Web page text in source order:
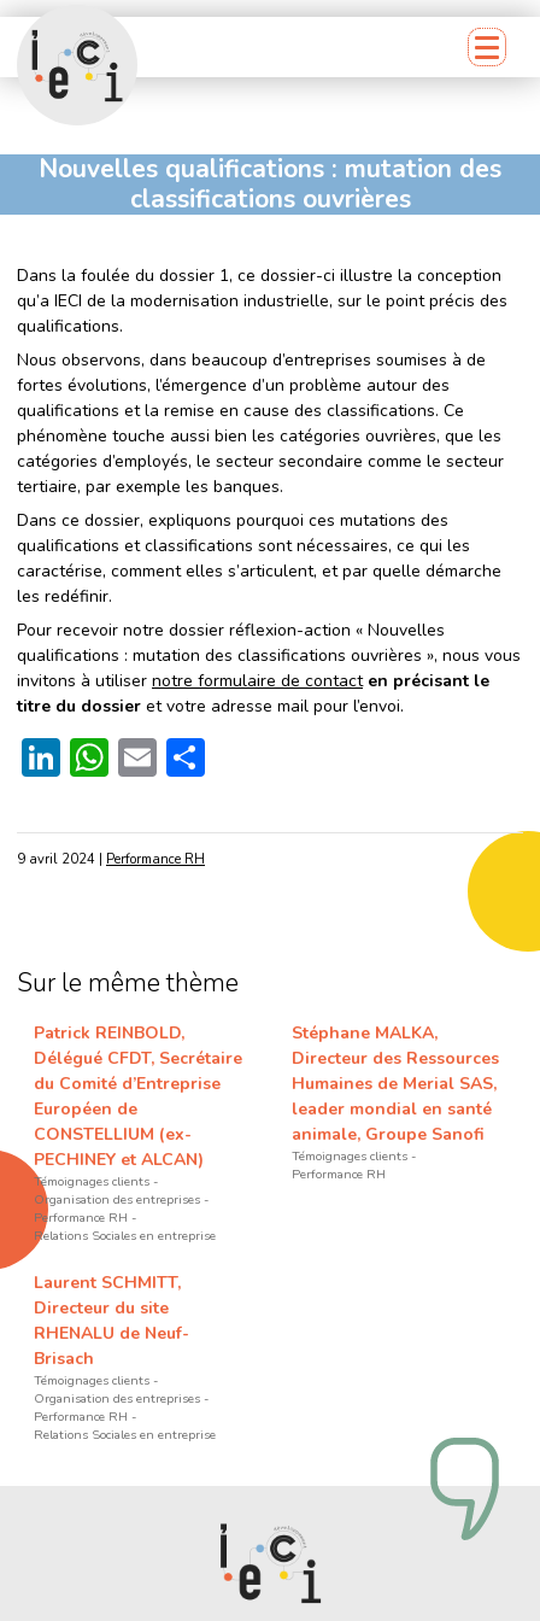
Nouvelles qualifications : mutation des
classifications ouvrières
Dans la foulée du dossier 1, ce dossier-ci illustre la conception
qu’a IECI de la modernisation industrielle, sur le point précis des
qualifications.
Nous observons, dans beaucoup d’entreprises soumises à de
fortes évolutions, l’émergence d’un problème autour des
qualifications et la remise en cause des classifications. Ce
phénomène touche aussi bien les catégories ouvrières, que les
catégories d’employés, le secteur secondaire comme le secteur
tertiaire, par exemple les banques.
Dans ce dossier, expliquons pourquoi ces mutations des
qualifications et classifications sont nécessaires, ce qui les
caractérise, comment elles s’articulent, et par quelle démarche
les redéfinir.
Pour recevoir notre dossier réflexion-action « Nouvelles
qualifications : mutation des classifications ouvrières », nous vous
invitons à utiliser notre formulaire de contact en précisant le
titre du dossier et votre adresse mail pour l’envoi.
LinkedIn
WhatsApp
Email
9 avril 2024 | Performance RH
Sur le même thème
Patrick REINBOLD,
Délégué CFDT, Secrétaire
du Comité d’Entreprise
Européen de
CONSTELLIUM (ex-
PECHINEY et ALCAN)
Témoignages clients
Organisation des entreprises
Performance RH
Relations Sociales en entreprise
Stéphane MALKA,
Directeur des Ressources
Humaines de Merial SAS,
leader mondial en santé
animale, Groupe Sanofi
Témoignages clients
Performance RH
Laurent SCHMITT,
Directeur du site
RHENALU de Neuf-
Brisach
Témoignages clients
Organisation des entreprises
Performance RH
Relations Sociales en entreprise